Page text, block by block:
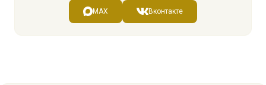
MAX Вконтакте